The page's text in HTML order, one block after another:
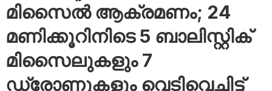
മിസൈൽ ആക്രമണം; 24
മണിക്കൂറിനിടെ 5 ബാലിസ്റ്റിക്
മിസൈലുകളും 7
ഡ്രോണുകളും വെടിവെച്ചിട്ട്